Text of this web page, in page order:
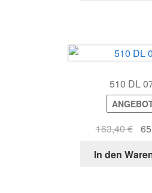
510 DL
163,40€
war:
In den